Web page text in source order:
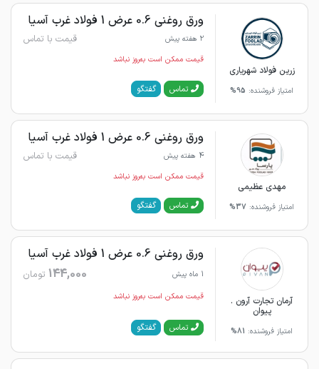
زرین فولاد شهریاری
امتیاز فروشنده: 95%
ورق روغنی 0.6 عرض 1 فولاد غرب آسیا
2 هفته پیش قیمت با تماس
قیمت ممکن است به‌روز نباشد
تماس گفتگو
مهدی عظیمی
امتیاز فروشنده: 37%
ورق روغنی 0.6 عرض 1 فولاد غرب آسیا
4 هفته پیش قیمت با تماس
قیمت ممکن است به‌روز نباشد
تماس گفتگو
آرمان تجارت آرون .
پیوان
امتیاز فروشنده: 81%
ورق روغنی 0.6 عرض 1 فولاد غرب آسیا
1 ماه پیش 144,000 تومان
قیمت ممکن است به‌روز نباشد
تماس گفتگو